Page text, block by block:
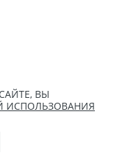
ВЫ
ИСПОЛЬЗОВАНИЯ